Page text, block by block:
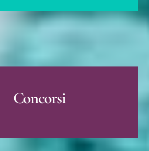
Concorsi